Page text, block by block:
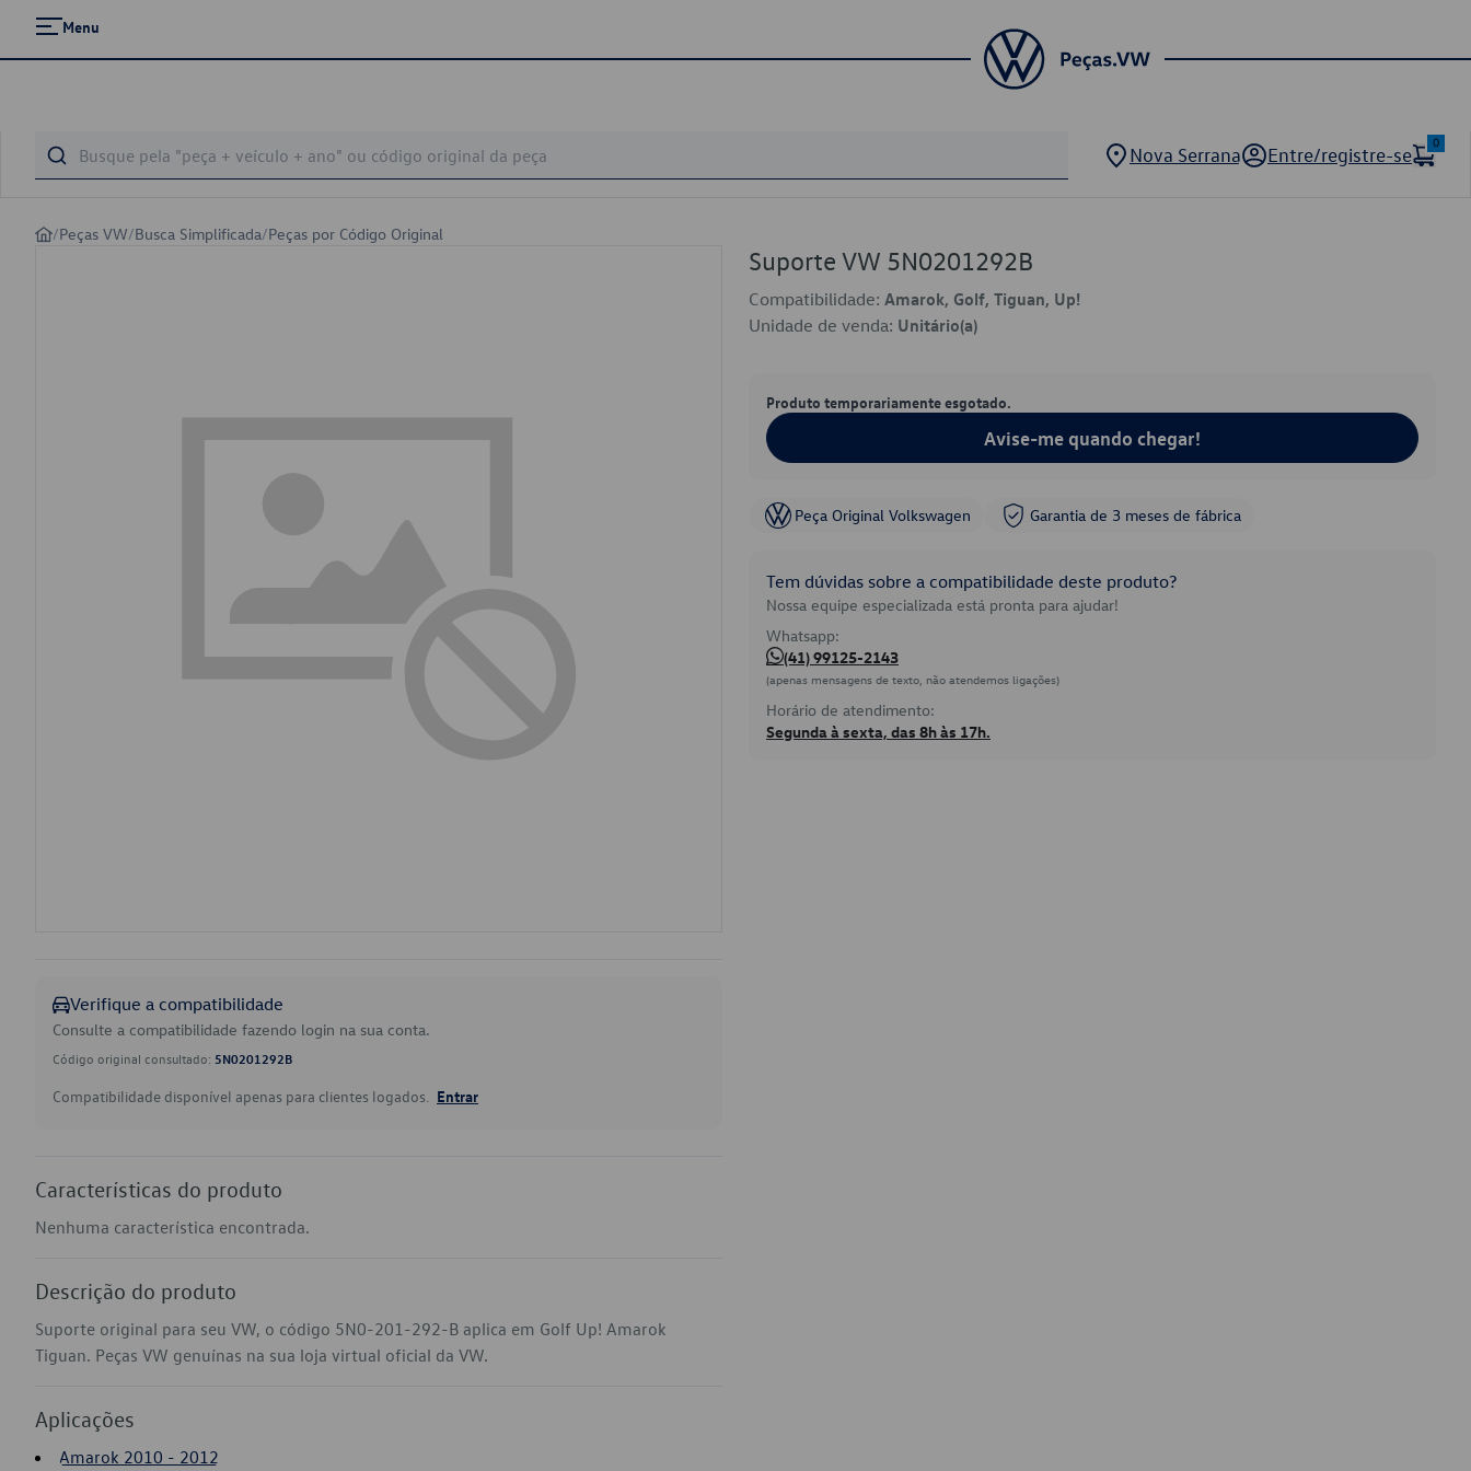
Menu
Nova Serrana Entre/registre-se
0
/Peças VW/Busca Simplificada/Peças por Código Original
Verifique a compatibilidade
Consulte a compatibilidade fazendo login na sua conta.
Código original consultado: 5N0201292B
Compatibilidade disponível apenas para clientes logados. Entrar
Características do produto
Nenhuma característica encontrada.
Descrição do produto
Suporte original para seu VW, o código 5N0-201-292-B aplica em Golf Up! Amarok
Tiguan. Peças VW genuínas na sua loja virtual oficial da VW.
Aplicações
Amarok 2010 - 2012
Suporte VW 5N0201292B
Compatibilidade: Amarok, Golf, Tiguan, Up!
Unidade de venda: Unitário(a)
Produto temporariamente esgotado.
Avise-me quando chegar!
Peça Original Volkswagen Garantia de 3 meses de fábrica
Tem dúvidas sobre a compatibilidade deste produto?
Nossa equipe especializada está pronta para ajudar!
Whatsapp:
(41) 99125-2143
(apenas mensagens de texto, não atendemos ligações)
Horário de atendimento:
Segunda à sexta, das 8h às 17h.